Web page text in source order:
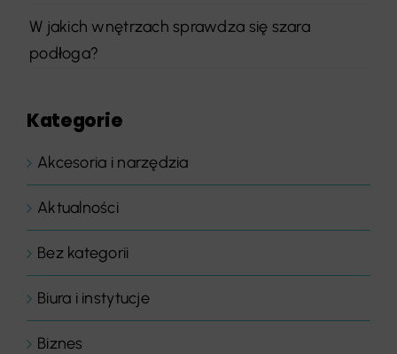
W jakich wnętrzach sprawdza się szara
podłoga?
Kategorie
Akcesoria i narzędzia
Aktualności
Bez kategorii
Biura i instytucje
Biznes